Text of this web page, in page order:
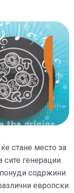
стане место за
генерации.
понуди содржини
европски